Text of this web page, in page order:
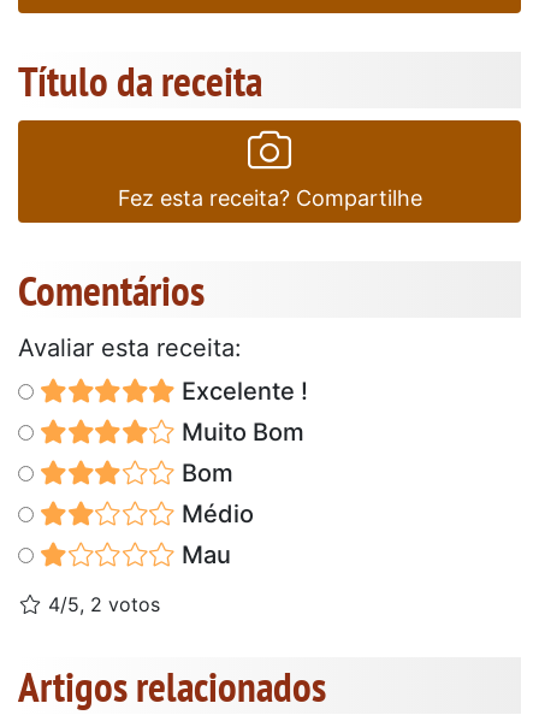
Título da receita
Fez esta receita? Compartilhe
Comentários
Avaliar esta receita:
Excelente !
Muito Bom
Bom
Médio
Mau
4/5, 2 votos
Artigos relacionados